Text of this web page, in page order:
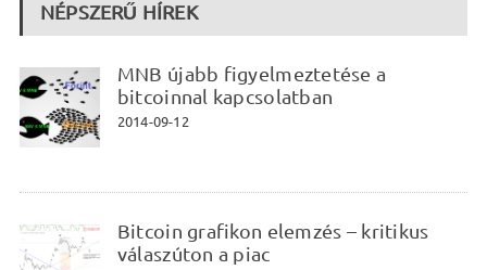
NÉPSZERŰ HÍREK
MNB újabb figyelmeztetése a
bitcoinnal kapcsolatban
2014-09-12
Bitcoin grafikon elemzés – kritikus
válaszúton a piac